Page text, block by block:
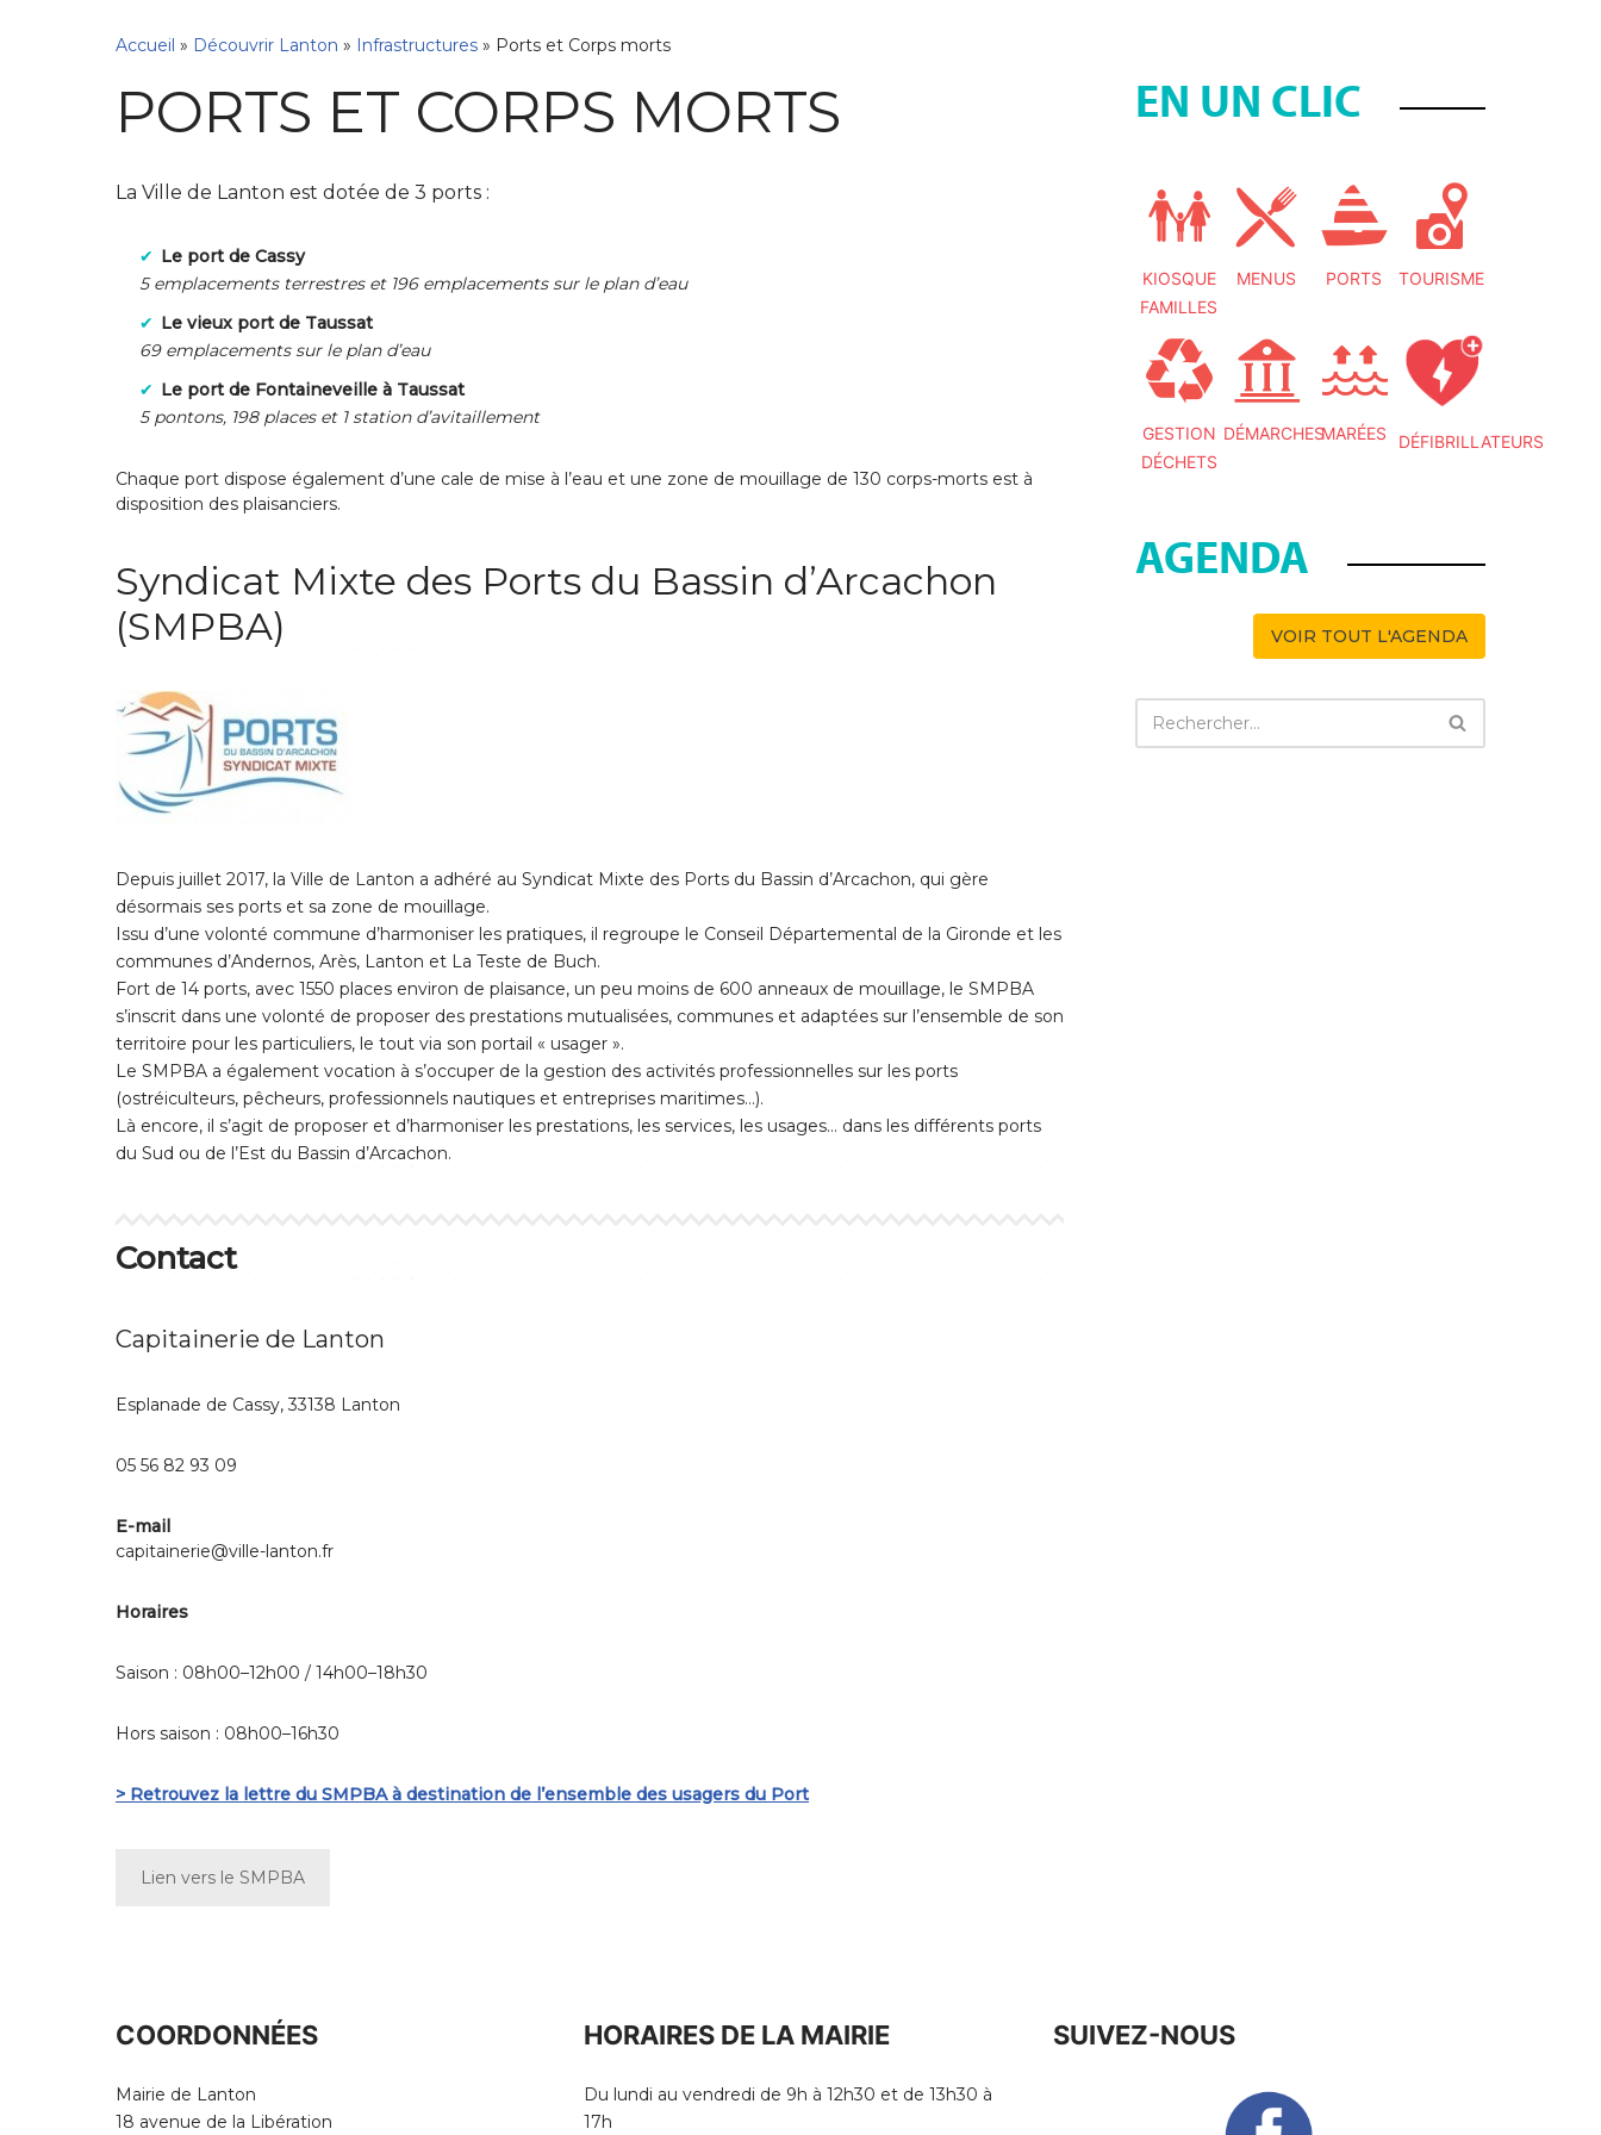
Accueil » Découvrir Lanton » Infrastructures » Ports et Corps morts
PORTS ET CORPS MORTS
La Ville de Lanton est dotée de 3 ports :
Le port de Cassy
5 emplacements terrestres et 196 emplacements sur le plan d’eau
Le vieux port de Taussat
69 emplacements sur le plan d’eau
Le port de Fontaineveille à Taussat
5 pontons, 198 places et 1 station d’avitaillement
Chaque port dispose également d’une cale de mise à l’eau et une zone de mouillage de 130 corps-morts est à
disposition des plaisanciers.
Syndicat Mixte des Ports du Bassin d’Arcachon
(SMPBA)
Depuis juillet 2017, la Ville de Lanton a adhéré au Syndicat Mixte des Ports du Bassin d’Arcachon, qui gère
désormais ses ports et sa zone de mouillage.
Issu d’une volonté commune d’harmoniser les pratiques, il regroupe le Conseil Départemental de la Gironde et les
communes d’Andernos, Arès, Lanton et La Teste de Buch.
Fort de 14 ports, avec 1550 places environ de plaisance, un peu moins de 600 anneaux de mouillage, le SMPBA
s’inscrit dans une volonté de proposer des prestations mutualisées, communes et adaptées sur l’ensemble de son
territoire pour les particuliers, le tout via son portail « usager ».
Le SMPBA a également vocation à s’occuper de la gestion des activités professionnelles sur les ports
(ostréiculteurs, pêcheurs, professionnels nautiques et entreprises maritimes…).
Là encore, il s’agit de proposer et d’harmoniser les prestations, les services, les usages… dans les différents ports
du Sud ou de l’Est du Bassin d’Arcachon.
Contact
Capitainerie de Lanton
Esplanade de Cassy, 33138 Lanton
05 56 82 93 09
E-mail
capitainerie@ville-lanton.fr
Horaires
Saison : 08h00–12h00 / 14h00–18h30
Hors saison : 08h00–16h30
> Retrouvez la lettre du SMPBA à destination de l’ensemble des usagers du Port
Lien vers le SMPBA
EN UN CLIC
KIOSQUE
FAMILLES
MENUS PORTS TOURISME
GESTION
DÉCHETS
DÉMARCHESMARÉES DÉFIBRILLATEURS
AGENDA
VOIR TOUT L'AGENDA
COORDONNÉES
Mairie de Lanton
18 avenue de la Libération
HORAIRES DE LA MAIRIE
Du lundi au vendredi de 9h à 12h30 et de 13h30 à
17h
SUIVEZ-NOUS